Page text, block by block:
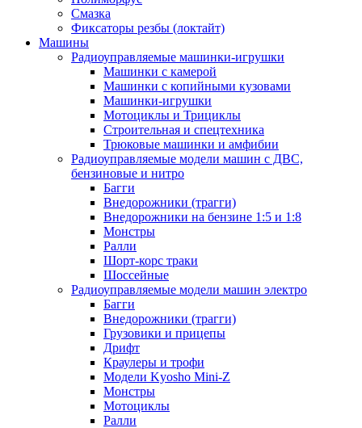
Смазка
Фиксаторы резбы (локтайт)
Машины
Радиоуправляемые машинки-игрушки
Машинки с камерой
Машинки с копийными кузовами
Машинки-игрушки
Мотоциклы и Трициклы
Строительная и спецтехника
Трюковые машинки и амфибии
Радиоуправляемые модели машин с ДВС,
бензиновые и нитро
Багги
Внедорожники (трагги)
Внедорожники на бензине 1:5 и 1:8
Монстры
Ралли
Шорт-корс траки
Шоссейные
Радиоуправляемые модели машин электро
Багги
Внедорожники (трагги)
Грузовики и прицепы
Дрифт
Краулеры и трофи
Модели Kyosho Mini-Z
Монстры
Мотоциклы
Ралли